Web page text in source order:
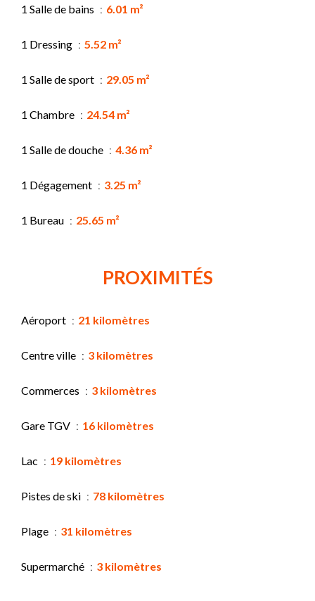
1 Salle de bains 6.01 m²
1 Dressing 5.52 m²
1 Salle de sport 29.05 m²
1 Chambre 24.54 m²
1 Salle de douche 4.36 m²
1 Dégagement 3.25 m²
1 Bureau 25.65 m²
PROXIMITÉS
Aéroport 21 kilomètres
Centre ville 3 kilomètres
Commerces 3 kilomètres
Gare TGV 16 kilomètres
Lac 19 kilomètres
Pistes de ski 78 kilomètres
Plage 31 kilomètres
Supermarché 3 kilomètres